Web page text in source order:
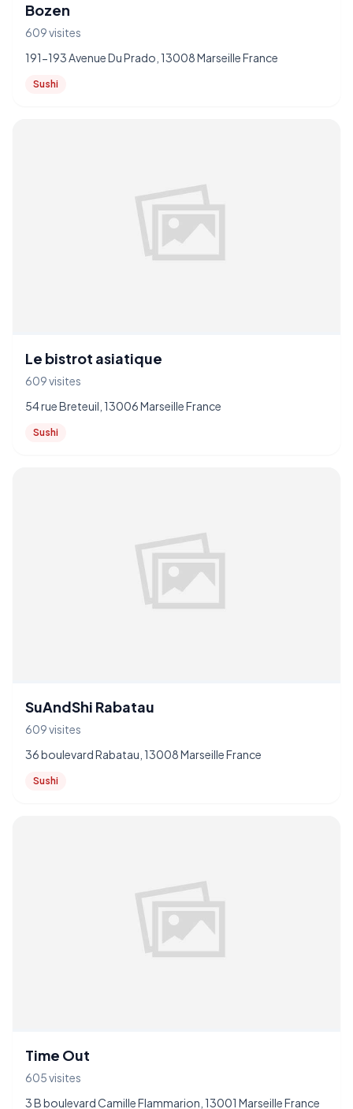
Bozen
609 visites
191-193 Avenue Du Prado, 13008 Marseille France
Sushi
Le bistrot asiatique
609 visites
54 rue Breteuil, 13006 Marseille France
Sushi
SuAndShi Rabatau
609 visites
36 boulevard Rabatau, 13008 Marseille France
Sushi
Time Out
605 visites
3 B boulevard Camille Flammarion, 13001 Marseille France